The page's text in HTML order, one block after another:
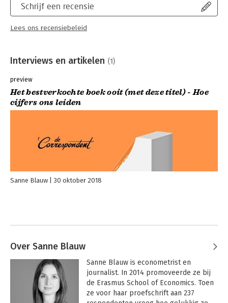
Schrijf een recensie
Lees ons recensiebeleid
Interviews en artikelen (1)
preview
Het bestverkochte boek ooit (met deze titel) - Hoe
cijfers ons leiden
Sanne Blauw 30 oktober 2018
Over Sanne Blauw
Sanne Blauw is econometrist en
journalist. In 2014 promoveerde ze bij
de Erasmus School of Economics. Toen
ze voor haar proefschrift aan 237